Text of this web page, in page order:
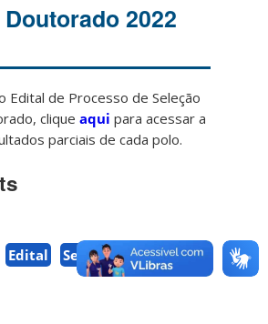
2022
Edital de Processo de Seleção
cliqueaqui para acessar a
parciais de cada polo.
Edital Seleção